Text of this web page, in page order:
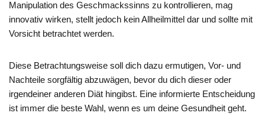
Manipulation des Geschmackssinns zu kontrollieren, mag
innovativ wirken, stellt jedoch kein Allheilmittel dar und sollte mit
Vorsicht betrachtet werden.
Diese Betrachtungsweise soll dich dazu ermutigen, Vor- und
Nachteile sorgfältig abzuwägen, bevor du dich dieser oder
irgendeiner anderen Diät hingibst. Eine informierte Entscheidung
ist immer die beste Wahl, wenn es um deine Gesundheit geht.